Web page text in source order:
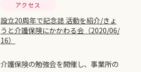
アクセス
設立20周年で記念誌 活動を紹介/きょ
うと介護保険にかかわる会（2020/06/
16）
介護保険の勉強会を開催し、事業所の